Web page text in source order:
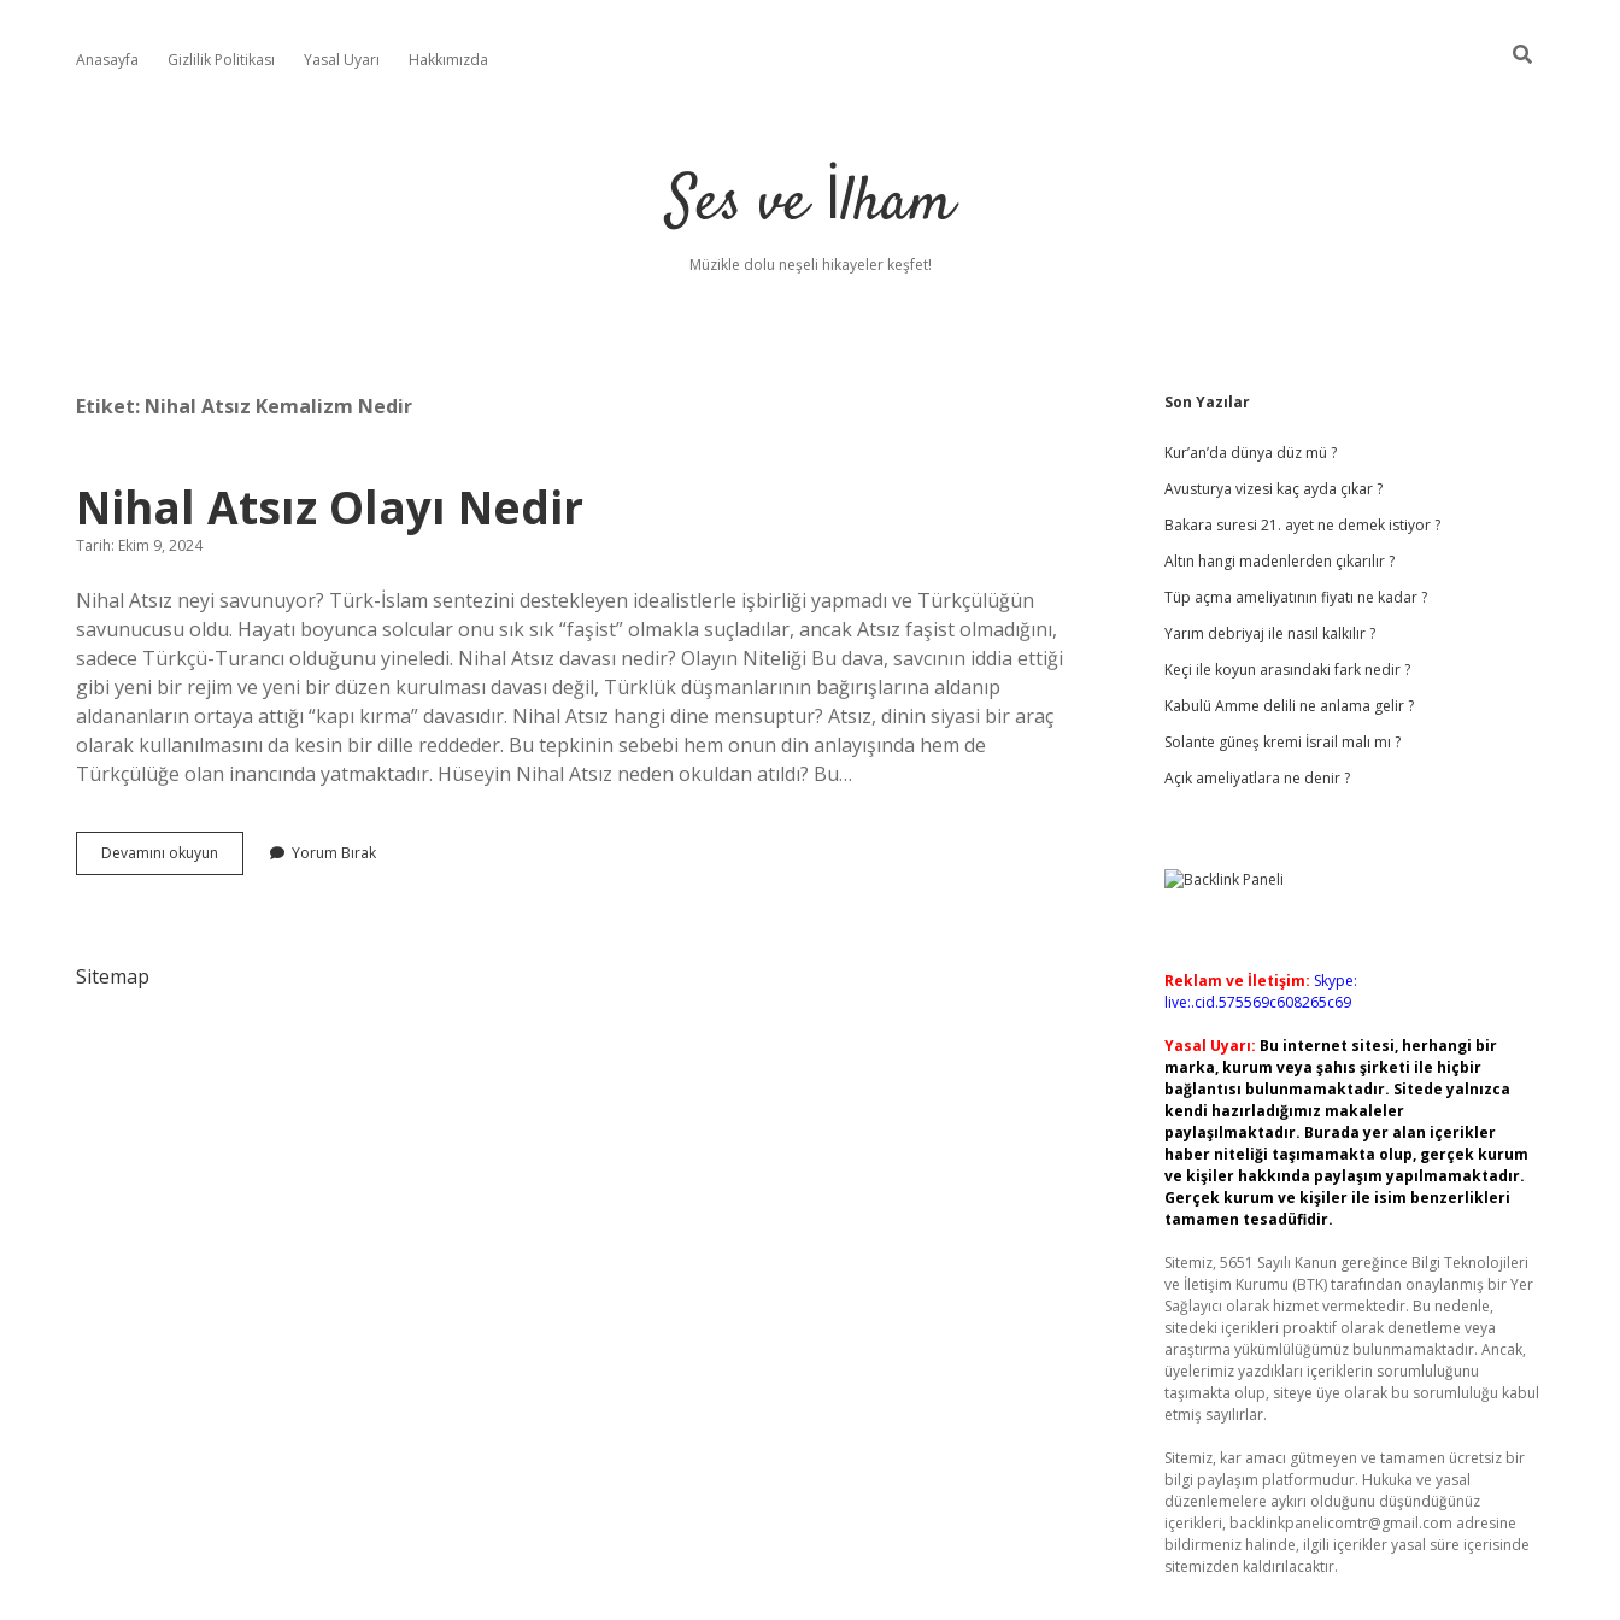
Anasayfa Gizlilik Politikası Yasal Uyarı Hakkımızda
Ses ve İlham
Müzikle dolu neşeli hikayeler keşfet!
Etiket: Nihal Atsız Kemalizm Nedir
Nihal Atsız Olayı Nedir
Tarih: Ekim 9, 2024
Nihal Atsız neyi savunuyor? Türk-İslam sentezini destekleyen idealistlerle işbirliği yapmadı ve Türkçülüğün
savunucusu oldu. Hayatı boyunca solcular onu sık sık “faşist” olmakla suçladılar, ancak Atsız faşist olmadığını,
sadece Türkçü-Turancı olduğunu yineledi. Nihal Atsız davası nedir? Olayın Niteliği Bu dava, savcının iddia ettiği
gibi yeni bir rejim ve yeni bir düzen kurulması davası değil, Türklük düşmanlarının bağırışlarına aldanıp
aldananların ortaya attığı “kapı kırma” davasıdır. Nihal Atsız hangi dine mensuptur? Atsız, dinin siyasi bir araç
olarak kullanılmasını da kesin bir dille reddeder. Bu tepkinin sebebi hem onun din anlayışında hem de
Türkçülüğe olan inancında yatmaktadır. Hüseyin Nihal Atsız neden okuldan atıldı? Bu…
Devamını okuyun
Atsız
Yorum Bırak
Sitemap
Sidebar
Son Yazılar
Kur’an’da dünya düz mü ?
Avusturya vizesi kaç ayda çıkar ?
Bakara suresi 21. ayet ne demek istiyor ?
Altın hangi madenlerden çıkarılır ?
Tüp açma ameliyatının fiyatı ne kadar ?
Yarım debriyaj ile nasıl kalkılır ?
Keçi ile koyun arasındaki fark nedir ?
Kabulü Amme delili ne anlama gelir ?
Solante güneş kremi İsrail malı mı ?
Açık ameliyatlara ne denir ?
Reklam ve İletişim: Skype:
live:.cid.575569c608265c69
Yasal Uyarı: Bu internet sitesi, herhangi bir
marka, kurum veya şahıs şirketi ile hiçbir
bağlantısı bulunmamaktadır. Sitede yalnızca
kendi hazırladığımız makaleler
paylaşılmaktadır. Burada yer alan içerikler
haber niteliği taşımamakta olup, gerçek kurum
ve kişiler hakkında paylaşım yapılmamaktadır.
Gerçek kurum ve kişiler ile isim benzerlikleri
tamamen tesadüfidir.
Sitemiz, 5651 Sayılı Kanun gereğince Bilgi Teknolojileri
ve İletişim Kurumu (BTK) tarafından onaylanmış bir Yer
Sağlayıcı olarak hizmet vermektedir. Bu nedenle,
sitedeki içerikleri proaktif olarak denetleme veya
araştırma yükümlülüğümüz bulunmamaktadır. Ancak,
üyelerimiz yazdıkları içeriklerin sorumluluğunu
taşımakta olup, siteye üye olarak bu sorumluluğu kabul
etmiş sayılırlar.
Sitemiz, kar amacı gütmeyen ve tamamen ücretsiz bir
bilgi paylaşım platformudur. Hukuka ve yasal
düzenlemelere aykırı olduğunu düşündüğünüz
içerikleri, backlinkpanelicomtr@gmail.com adresine
bildirmeniz halinde, ilgili içerikler yasal süre içerisinde
sitemizden kaldırılacaktır.